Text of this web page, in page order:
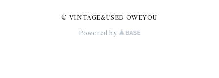
© VINTAGE&USED OWEYOU
Powered by